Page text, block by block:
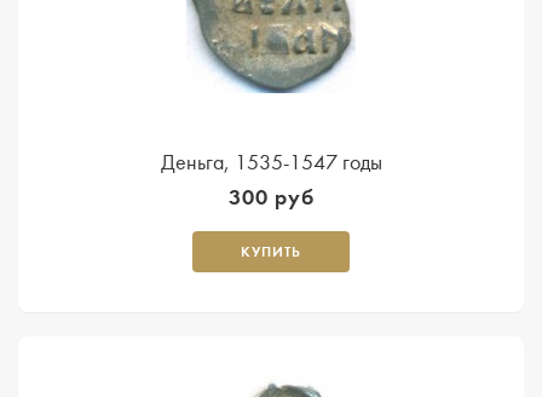
Деньга, 1535-1547 годы
300 руб
КУПИТЬ